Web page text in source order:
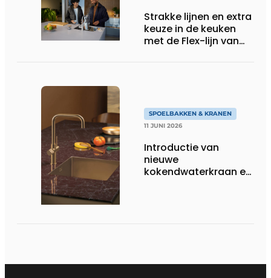
Strakke lijnen en extra
keuze in de keuken
met de Flex-lijn van
SPOELBAKKEN & KRANEN
11 JUNI 2026
Introductie van
nieuwe
kokendwaterkraan en